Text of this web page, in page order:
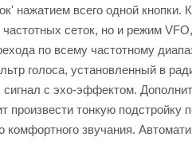
нажатием всего одной кнопки.
сеток, но и режим
по всему частотному
голоса, установленный в
с эхо-эффектом.
произвести тонкую подстройку
комфортного звучания.